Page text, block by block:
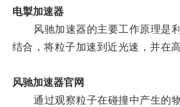
电掣加速器
风驰加速器的主要工作原理是利
结合，将粒子加速到近光速，并在
风驰加速器官网
通过观察粒子在碰撞中产生的物